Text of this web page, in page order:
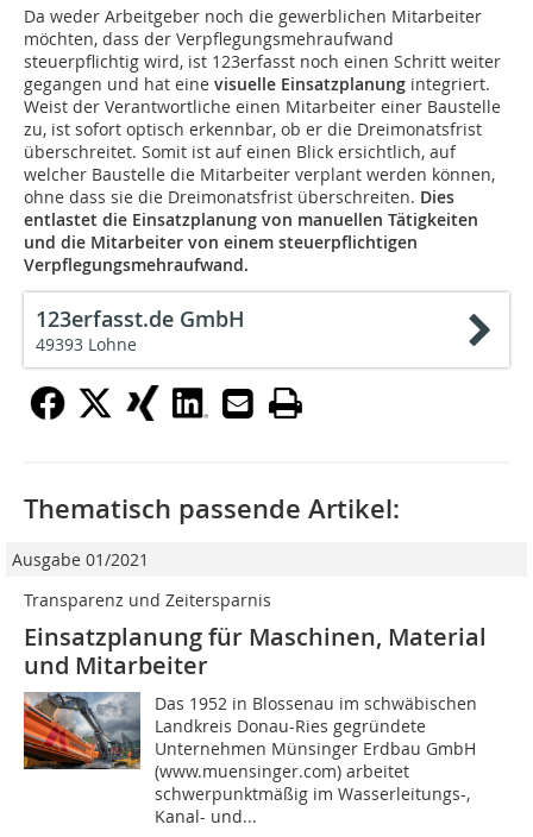
Da weder Arbeitgeber noch die gewerblichen Mitarbeiter
möchten, dass der Verpflegungsmehraufwand
steuerpflichtig wird, ist 123erfasst noch einen Schritt weiter
gegangen und hat eine visuelle Einsatzplanung integriert.
Weist der Verantwortliche einen Mitarbeiter einer Baustelle
zu, ist sofort optisch erkennbar, ob er die Dreimonatsfrist
überschreitet. Somit ist auf einen Blick ersichtlich, auf
welcher Baustelle die Mitarbeiter verplant werden können,
ohne dass sie die Dreimonatsfrist überschreiten. Dies
entlastet die Einsatzplanung von manuellen Tätigkeiten
und die Mitarbeiter von einem steuerpflichtigen
Verpflegungsmehraufwand.
123erfasst.de GmbH
49393 Lohne
Thematisch passende Artikel:
Ausgabe 01/2021
Transparenz und Zeitersparnis
Einsatzplanung für Maschinen, Material
und Mitarbeiter
Das 1952 in Blossenau im schwäbischen
Landkreis Donau-Ries gegründete
Unternehmen Münsinger Erdbau GmbH
(www.muensinger.com) arbeitet
schwerpunktmäßig im Wasserleitungs-,
Kanal- und...